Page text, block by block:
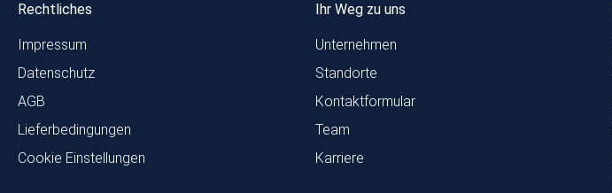
Rechtliches
Impressum
Datenschutz
AGB
Lieferbedingungen
Cookie Einstellungen
Ihr Weg zu uns
Unternehmen
Standorte
Kontaktformular
Team
Karriere